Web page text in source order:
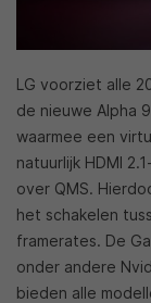
LG voorziet alle
de nieuwe Alpha
waarmee een
natuurlijk HDMI
over QMS.
het schakelen
framerates. De
onder andere
bieden alle